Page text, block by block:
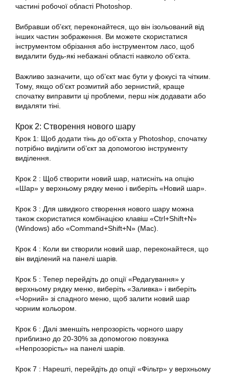
частині робочої області Photoshop.
Вибравши об’єкт, переконайтеся, що він ізольований від
інших частин зображення. Ви можете скористатися
інструментом обрізання або інструментом ласо, щоб
видалити будь-які небажані області навколо об’єкта.
Важливо зазначити, що об’єкт має бути у фокусі та чітким.
Тому, якщо об’єкт розмитий або зернистий, краще
спочатку виправити ці проблеми, перш ніж додавати або
видаляти тіні.
Крок 2: Створення нового шару
Крок 1: Щоб додати тінь до об’єкта у Photoshop, спочатку
потрібно виділити об’єкт за допомогою інструменту
виділення.
Крок 2 : Щоб створити новий шар, натисніть на опцію
«Шар» у верхньому рядку меню і виберіть «Новий шар».
Крок 3 : Для швидкого створення нового шару можна
також скористатися комбінацією клавіш «Ctrl+Shift+N»
(Windows) або «Command+Shift+N» (Mac).
Крок 4 : Коли ви створили новий шар, переконайтеся, що
він виділений на панелі шарів.
Крок 5 : Тепер перейдіть до опції «Редагування» у
верхньому рядку меню, виберіть «Заливка» і виберіть
«Чорний» зі спадного меню, щоб залити новий шар
чорним кольором.
Крок 6 : Далі зменшіть непрозорість чорного шару
приблизно до 20-30% за допомогою повзунка
«Непрозорість» на панелі шарів.
Крок 7 : Нарешті, перейдіть до опції «Фільтр» у верхньому